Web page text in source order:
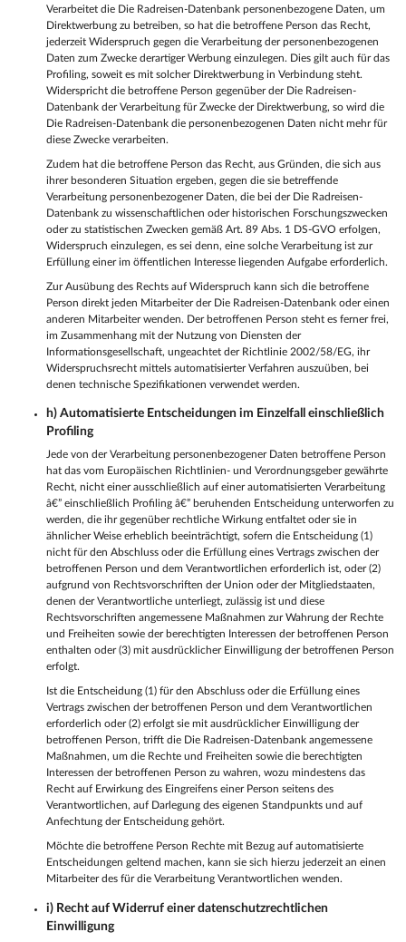
Verarbeitet die Die Radreisen-Datenbank personenbezogene Daten, um
Direktwerbung zu betreiben, so hat die betroffene Person das Recht,
jederzeit Widerspruch gegen die Verarbeitung der personenbezogenen
Daten zum Zwecke derartiger Werbung einzulegen. Dies gilt auch für das
Profiling, soweit es mit solcher Direktwerbung in Verbindung steht.
Widerspricht die betroffene Person gegenüber der Die Radreisen-
Datenbank der Verarbeitung für Zwecke der Direktwerbung, so wird die
Die Radreisen-Datenbank die personenbezogenen Daten nicht mehr für
diese Zwecke verarbeiten.
Zudem hat die betroffene Person das Recht, aus Gründen, die sich aus
ihrer besonderen Situation ergeben, gegen die sie betreffende
Verarbeitung personenbezogener Daten, die bei der Die Radreisen-
Datenbank zu wissenschaftlichen oder historischen Forschungszwecken
oder zu statistischen Zwecken gemäß Art. 89 Abs. 1 DS-GVO erfolgen,
Widerspruch einzulegen, es sei denn, eine solche Verarbeitung ist zur
Erfüllung einer im öffentlichen Interesse liegenden Aufgabe erforderlich.
Zur Ausübung des Rechts auf Widerspruch kann sich die betroffene
Person direkt jeden Mitarbeiter der Die Radreisen-Datenbank oder einen
anderen Mitarbeiter wenden. Der betroffenen Person steht es ferner frei,
im Zusammenhang mit der Nutzung von Diensten der
Informationsgesellschaft, ungeachtet der Richtlinie 2002/58/EG, ihr
Widerspruchsrecht mittels automatisierter Verfahren auszuüben, bei
denen technische Spezifikationen verwendet werden.
h) Automatisierte Entscheidungen im Einzelfall einschließlich
Profiling
Jede von der Verarbeitung personenbezogener Daten betroffene Person
hat das vom Europäischen Richtlinien- und Verordnungsgeber gewährte
Recht, nicht einer ausschließlich auf einer automatisierten Verarbeitung
â€” einschließlich Profiling â€” beruhenden Entscheidung unterworfen zu
werden, die ihr gegenüber rechtliche Wirkung entfaltet oder sie in
ähnlicher Weise erheblich beeinträchtigt, sofern die Entscheidung (1)
nicht für den Abschluss oder die Erfüllung eines Vertrags zwischen der
betroffenen Person und dem Verantwortlichen erforderlich ist, oder (2)
aufgrund von Rechtsvorschriften der Union oder der Mitgliedstaaten,
denen der Verantwortliche unterliegt, zulässig ist und diese
Rechtsvorschriften angemessene Maßnahmen zur Wahrung der Rechte
und Freiheiten sowie der berechtigten Interessen der betroffenen Person
enthalten oder (3) mit ausdrücklicher Einwilligung der betroffenen Person
erfolgt.
Ist die Entscheidung (1) für den Abschluss oder die Erfüllung eines
Vertrags zwischen der betroffenen Person und dem Verantwortlichen
erforderlich oder (2) erfolgt sie mit ausdrücklicher Einwilligung der
betroffenen Person, trifft die Die Radreisen-Datenbank angemessene
Maßnahmen, um die Rechte und Freiheiten sowie die berechtigten
Interessen der betroffenen Person zu wahren, wozu mindestens das
Recht auf Erwirkung des Eingreifens einer Person seitens des
Verantwortlichen, auf Darlegung des eigenen Standpunkts und auf
Anfechtung der Entscheidung gehört.
Möchte die betroffene Person Rechte mit Bezug auf automatisierte
Entscheidungen geltend machen, kann sie sich hierzu jederzeit an einen
Mitarbeiter des für die Verarbeitung Verantwortlichen wenden.
i) Recht auf Widerruf einer datenschutzrechtlichen
Einwilligung